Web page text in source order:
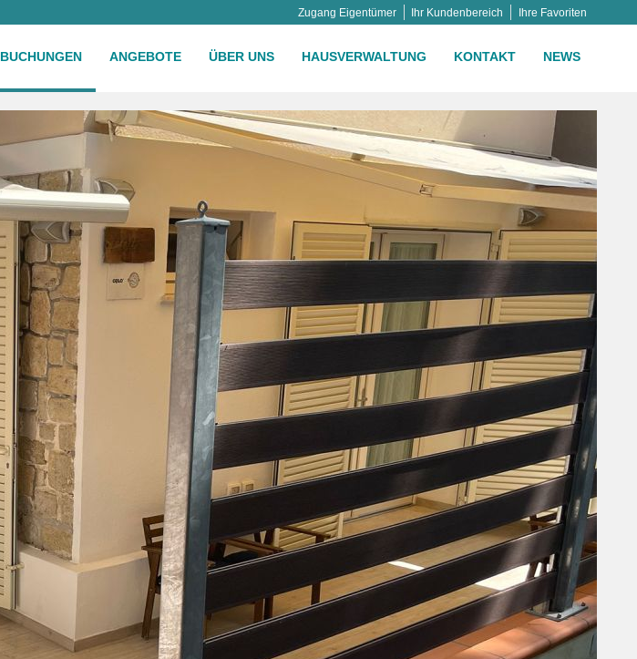
Ihre Favoriten
Ihr Kundenbereich
Zugang Eigentümer
BUCHUNGEN ANGEBOTE ÜBER UNS HAUSVERWALTUNG KONTAKT NEWS